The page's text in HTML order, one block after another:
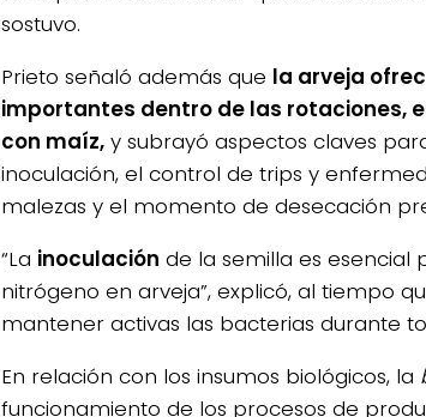
sostuvo.
Prieto señaló además que la arveja
importantes dentro de las rotaciones,
con maíz, y subrayó aspectos claves
inoculación, el control de trips y
malezas y el momento de desecación
“La inoculación de la semilla es esencial
nitrógeno en arveja”, explicó, al tiempo
mantener activas las bacterias durante
En relación con los insumos biológicos, la
funcionamiento de los procesos de